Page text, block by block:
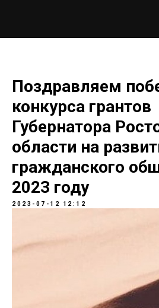
Поздравляем
конкурса грантов
Губернатора
области на
гражданского
2023 году
2023-07-12 12:12